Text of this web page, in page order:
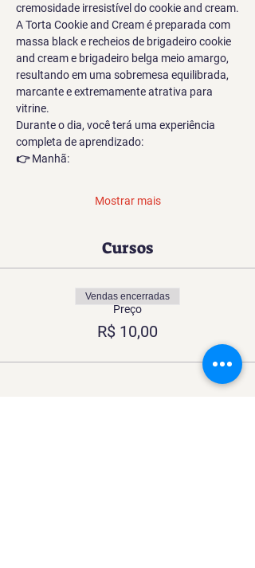
cremosidade irresistível do cookie and cream.
A Torta Cookie and Cream é preparada com
massa black e recheios de brigadeiro cookie
and cream e brigadeiro belga meio amargo,
resultando em uma sobremesa equilibrada,
marcante e extremamente atrativa para
vitrine.
Durante o dia, você terá uma experiência
completa de aprendizado:
👉 Manhã:
Mostrar mais
Cursos
Preço
R$ 10,00
Vendas encerradas